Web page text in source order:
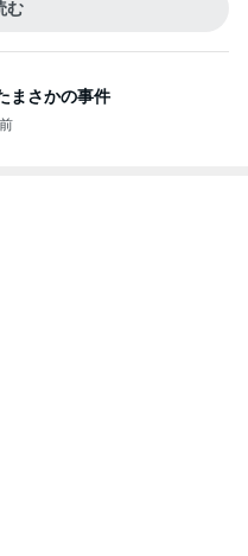
む
まさかの事件